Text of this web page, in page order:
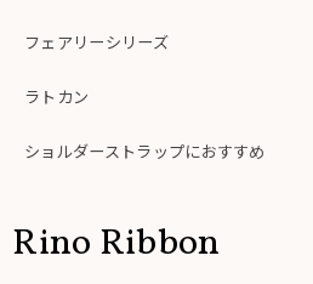
フェアリーシリーズ
ラトカン
ショルダーストラップにおすすめ
Rino Ribbon